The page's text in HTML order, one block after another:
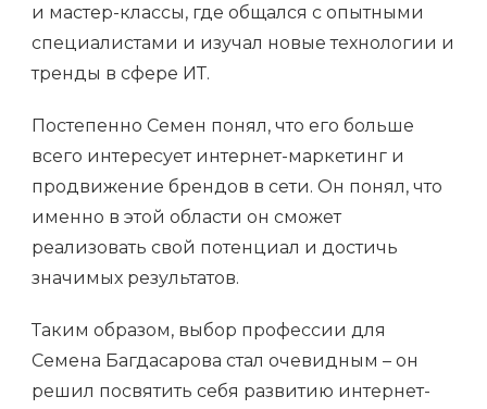
и мастер-классы, где общался с опытными
специалистами и изучал новые технологии и
тренды в сфере ИТ.
Постепенно Семен понял, что его больше
всего интересует интернет-маркетинг и
продвижение брендов в сети. Он понял, что
именно в этой области он сможет
реализовать свой потенциал и достичь
значимых результатов.
Таким образом, выбор профессии для
Семена Багдасарова стал очевидным – он
решил посвятить себя развитию интернет-